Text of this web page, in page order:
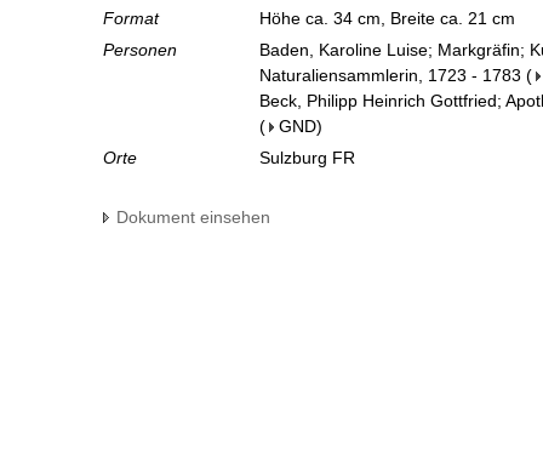
Format
Höhe ca. 34 cm, Breite ca. 21 cm
Personen
Baden, Karoline Luise; Markgräfin;
Naturaliensammlerin, 1723 - 1783 (
Beck, Philipp Heinrich Gottfried;
(
GND)
Orte
Sulzburg FR
Dokument einsehen